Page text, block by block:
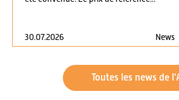
30.07.2026 News
Toutes les news de